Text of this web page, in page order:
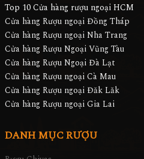
Top 10 Cửa hàng rượu ngoại HCM
Cửa hàng Rượu ngoại Đồng Tháp
Cửa hàng Rượu ngoại Nha Trang
Cửa hàng Rượu Ngoại Vũng Tàu
Cửa hàng Rượu Ngoại Đà Lạt
Cửa hàng Rượu ngoại Cà Mau
Cửa hàng Rượu ngoại Đăk Lăk
Cửa hàng Rượu ngoại Gia Lai
DANH MỤC RƯỢU